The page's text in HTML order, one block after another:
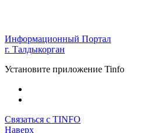
Информационный Портал
г. Талдыкорган
Установите приложение Tinfo
Связаться с TINFO
Наверх